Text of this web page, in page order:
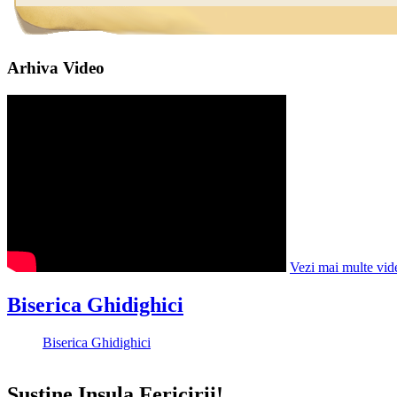
Arhiva Video
Vezi mai multe
Biserica Ghidighici
Biserica Ghidighici